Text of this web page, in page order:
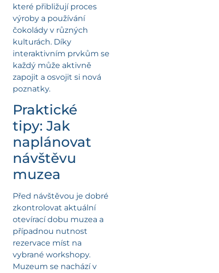
které přibližují proces
výroby a používání
čokolády v různých
kulturách. Díky
interaktivním prvkům se
každý může aktivně
zapojit a osvojit si nová
poznatky.
Praktické
tipy: Jak
naplánovat
návštěvu
muzea
Před návštěvou je dobré
zkontrolovat aktuální
otevírací dobu muzea a
případnou nutnost
rezervace míst na
vybrané workshopy.
Muzeum se nachází v